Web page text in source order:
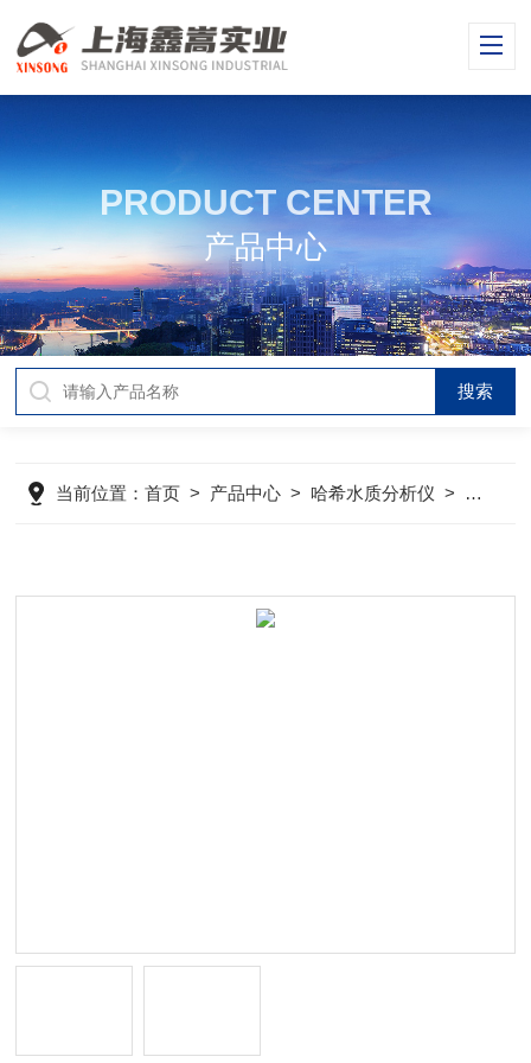
PRODUCT CENTER
产品中心
当前位置：首页 > 产品中心 > 哈希水质分析仪 > 哈希PH